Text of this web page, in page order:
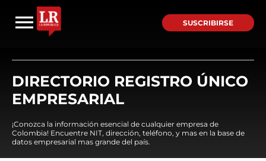
SUSCRIBIRSE
DIRECTORIO REGISTRO ÚNICO
EMPRESARIAL
¡Conozca la información esencial de cualquier empresa de
Colombia! Encuentre NIT, dirección, teléfono, y mas en la base de
datos empresarial mas grande del país.